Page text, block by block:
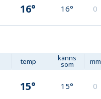
16° 16° 0
temp känns
som mm
15° 15° 0